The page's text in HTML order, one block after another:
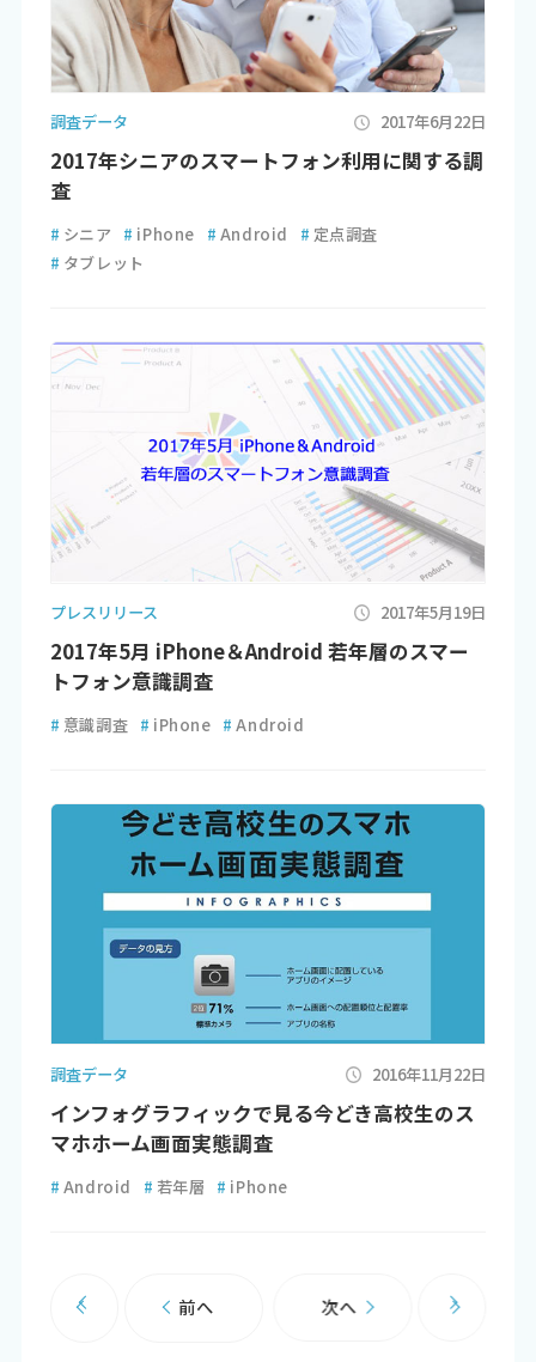
調査データ 2017年6月22日
2017年シニアのスマートフォン利用に関する調
査
# シニア # iPhone # Android # 定点調査
# タブレット
プレスリリース 2017年5月19日
2017年5月 iPhone＆Android 若年層のスマー
トフォン意識調査
# 意識調査 # iPhone # Android
調査データ 2016年11月22日
インフォグラフィックで見る今どき高校生のス
マホホーム画面実態調査
# Android # 若年層 # iPhone
前へ 次へ